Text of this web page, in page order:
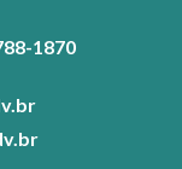
1870